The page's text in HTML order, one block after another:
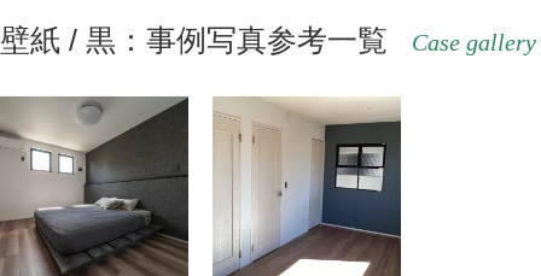
壁紙 / 黒：事例写真参考一覧 Case gallery